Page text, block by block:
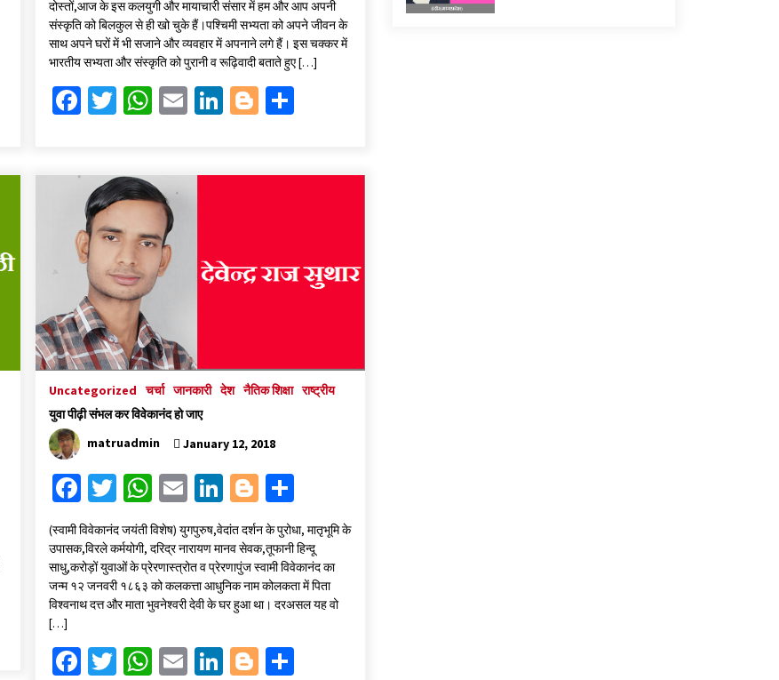
b
o
o
k
tt
er
at
sA
p
p
ai
l
ke
dI
n
gg
er
ar
e
दोस्तों,आज के इस कलयुगी और मायाचारी संसार में हम और आप अपनी
संस्कृति को बिलकुल से ही खो चुके हैं।पश्चिमी सभ्यता को अपने जीवन के
साथ अपने घरों में भी सजाने और व्यवहार में अपनाने लगे हैं। इस चक्कर में
भारतीय सभ्यता और संस्कृति को पुरानी व रूढ़िवादी बताते हुए […]
Fa
o
o
k
T
er
W
sA
p
p
E
l
Li
dI
Bl
er
S
e
Uncategorized चर्चा जानकारी देश नैतिक शिक्षा राष्ट्रीय
युवा पीढ़ी संभल कर विवेकानंद हो जाए
matruadmin
January 12, 2018
Fa
ce
b
o
o
T
wi
tt
er
W
h
at
sA
p
E
ai
l
Li
n
ke
dI
n
Bl
o
gg
er
S
ar
e
(स्वामी विवेकानंद जयंती विशेष) युगपुरुष,वेदांत दर्शन के पुरोधा, मातृभूमि के
उपासक,विरले कर्मयोगी, दरिद्र नारायण मानव सेवक,तूफानी हिन्दू
साधु,करोड़ों युवाओं के प्रेरणास्त्रोत व प्रेरणापुंज स्वामी विवेकानंद का
जन्म १२ जनवरी १८६३ को कलकत्ता आधुनिक नाम कोलकता में पिता
विश्वनाथ दत्त और माता भुवनेश्वरी देवी के घर हुआ था। दरअसल यह वो
[…]
Fa T W E Li Bl S